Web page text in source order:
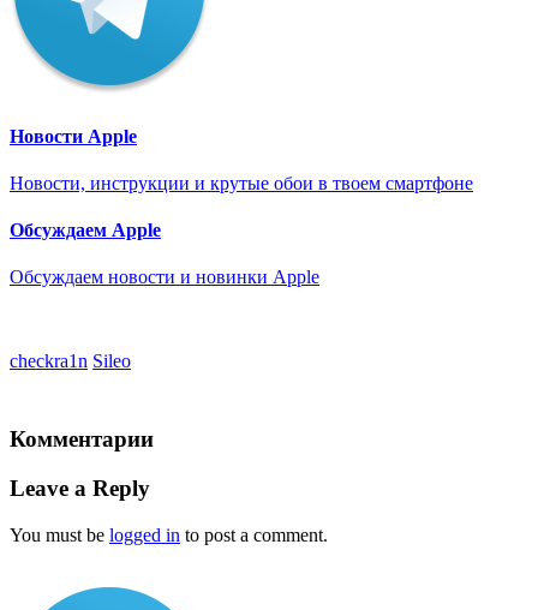
Новости Apple
Новости, инструкции и крутые обои в твоем смартфоне
Обсуждаем Apple
Обсуждаем новости и новинки Apple
checkra1n Sileo
Комментарии
Leave a Reply
You must be logged in to post a comment.